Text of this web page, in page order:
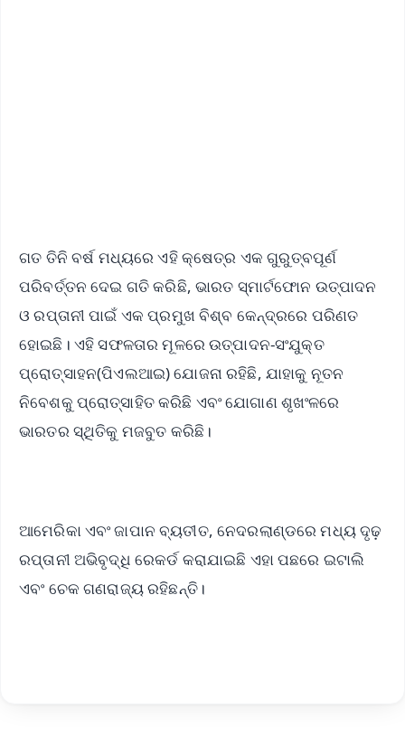
ଗତ ତିନି ବର୍ଷ ମଧ୍ୟରେ ଏହି କ୍ଷେତ୍ର ଏକ ଗୁରୁତ୍ବପୂର୍ଣ
ପରିବର୍ତ୍ତନ ଦେଇ ଗତି କରିଛି, ଭାରତ ସ୍ମାର୍ଟଫୋନ ଉତ୍ପାଦନ
ଓ ରପ୍ତାନୀ ପାଇଁ ଏକ ପ୍ରମୁଖ ବିଶ୍ବ କେନ୍ଦ୍ରରେ ପରିଣତ
ହୋଇଛି। ଏହି ସଫଳତାର ମୂଳରେ ଉତ୍ପାଦନ-ସଂଯୁକ୍ତ
ପ୍ରୋତ୍ସାହନ(ପିଏଲଆଇ) ଯୋଜନା ରହିଛି, ଯାହାକୁ ନୂତନ
ନିବେଶକୁ ପ୍ରୋତ୍ସାହିତ କରିଛି ଏବଂ ଯୋଗାଣ ଶୃଖଂଳରେ
ଭାରତର ସ୍ଥିତିକୁ ମଜବୁତ କରିଛି।
ଆମେରିକା ଏବଂ ଜାପାନ ବ୍ୟତୀତ, ନେଦରଲାଣ୍ଡରେ ମଧ୍ୟ ଦୃଢ଼
ରପ୍ତାନୀ ଅଭିବୃଦ୍ଧି ରେକର୍ଡ କରାଯାଇଛି ଏହା ପଛରେ ଇଟାଲି
ଏବଂ ଚେକ ଗଣରାଜ୍ୟ ରହିଛନ୍ତି।